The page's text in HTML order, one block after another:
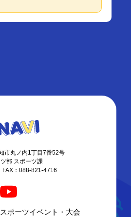
市丸ノ内1丁目7番52号
部 スポーツ課
：088-821-4716
スポーツイベント・大会